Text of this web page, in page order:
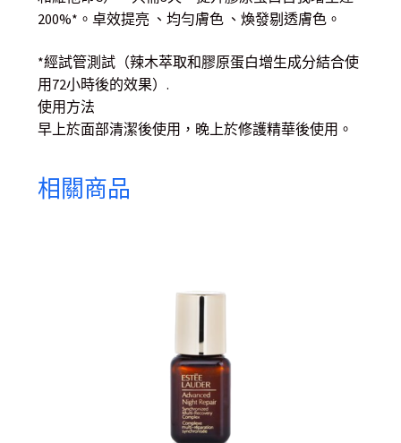
200%*。卓效提亮 、均勻膚色 、煥發剔透膚色。
*經試管測試（辣木萃取和膠原蛋白增生成分結合使
用72小時後的效果）.
使用方法
早上於面部清潔後使用，晚上於修護精華後使用。
相關商品